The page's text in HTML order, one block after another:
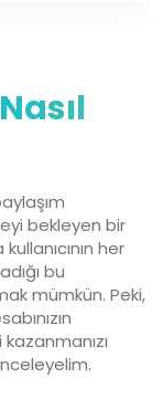
bekleyen bir
her
bu
mümkün. Peki,